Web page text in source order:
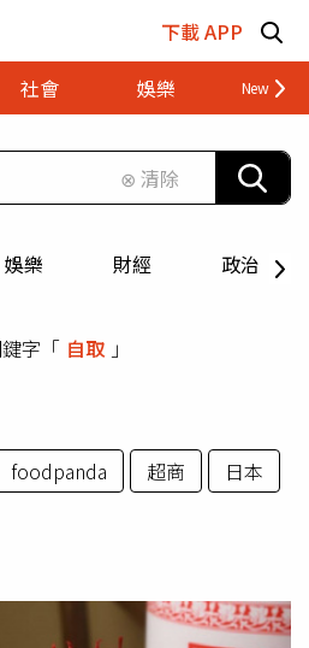
下載 APP
社會 娛樂 財經
⊗ 清除
娛樂 財經 政治
字「 自取 」
foodpanda 超商 日本